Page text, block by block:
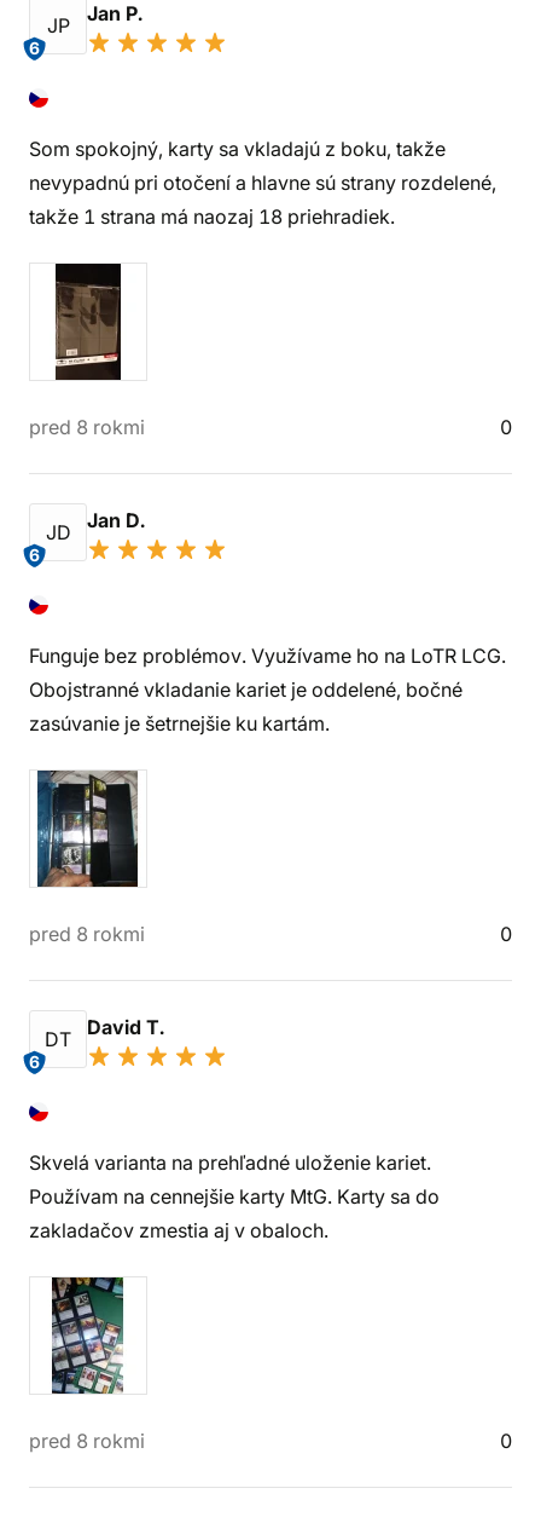
JP
6
Jan P.
Som spokojný, karty sa vkladajú z boku, takže
nevypadnú pri otočení a hlavne sú strany rozdelené,
takže 1 strana má naozaj 18 priehradiek.
pred 8 rokmi 0
JD
6
Jan D.
Funguje bez problémov. Využívame ho na LoTR LCG.
Obojstranné vkladanie kariet je oddelené, bočné
zasúvanie je šetrnejšie ku kartám.
pred 8 rokmi 0
DT
6
David T.
Skvelá varianta na prehľadné uloženie kariet.
Používam na cennejšie karty MtG. Karty sa do
zakladačov zmestia aj v obaloch.
pred 8 rokmi 0